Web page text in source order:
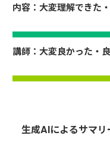
内容：大変理解できた
講師：大変良かった・
生成AIによるサマリ